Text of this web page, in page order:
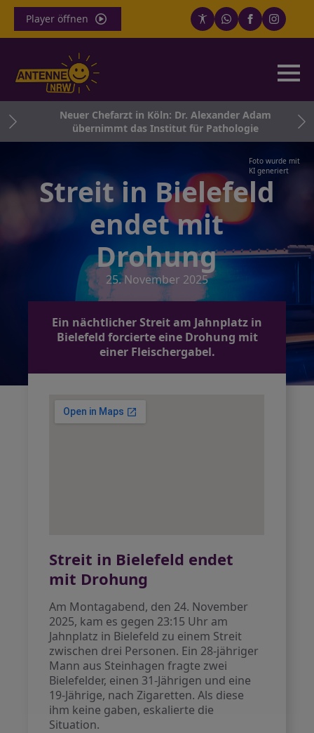
Player öffnen
Neuer Chefarzt in Köln: Dr. Alexander Adam
übernimmt das Institut für Pathologie
Foto wurde mit
KI generiert
Streit in Bielefeld
endet mit
Drohung
25. November 2025
Ein nächtlicher Streit am Jahnplatz in
Bielefeld forcierte eine Drohung mit
einer Fleischergabel.
Streit in Bielefeld endet
mit Drohung
Am Montagabend, den 24. November
2025, kam es gegen 23:15 Uhr am
Jahnplatz in Bielefeld zu einem Streit
zwischen drei Personen. Ein 28-jähriger
Mann aus Steinhagen fragte zwei
Bielefelder, einen 31-Jährigen und eine
19-Jährige, nach Zigaretten. Als diese
ihm keine gaben, eskalierte die
Situation.